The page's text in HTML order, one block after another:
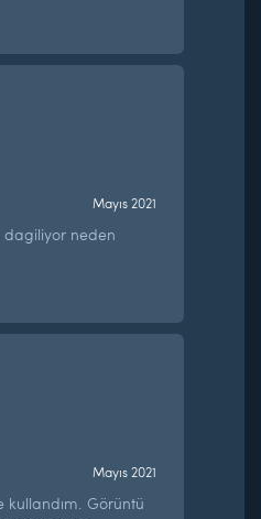
Mayıs 2021
neden
Mayıs 2021
kullandım. Görüntü